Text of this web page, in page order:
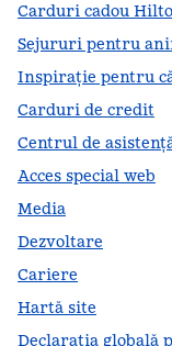
Carduri cadou
Sejururi pentru
Inspirație pentru
Carduri de credit
Centrul de
Acces special web
Media
Dezvoltare
Cariere
Hartă site
Declarația globală